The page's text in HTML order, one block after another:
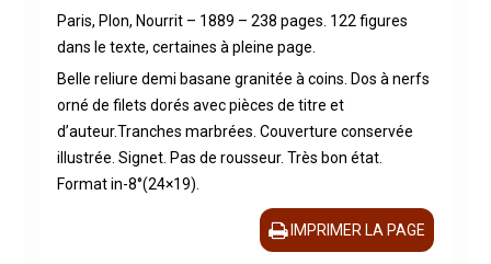
Paris, Plon, Nourrit – 1889 – 238 pages. 122 figures
dans le texte, certaines à pleine page.
Belle reliure demi basane granitée à coins. Dos à nerfs
orné de filets dorés avec pièces de titre et
d’auteur.Tranches marbrées. Couverture conservée
illustrée. Signet. Pas de rousseur. Très bon état.
Format in-8°(24×19).
IMPRIMER LA PAGE